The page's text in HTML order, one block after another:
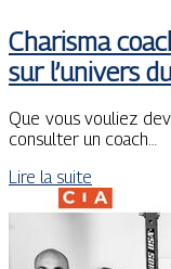
Charisma
sur l’univers
Que vous vouliez
consulter un coach…
Lire la suite